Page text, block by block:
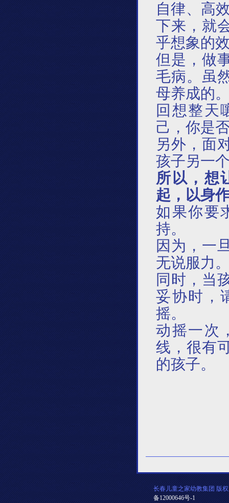
自律、高
下来，就
乎想象的
但是，做
毛病。虽
母养成的
回想整天
己，你是
另外，面
孩子另一
所以，想
起，以身
如果你要
持。
因为，一
无说服力
同时，当
妥协时，
摇。
动摇一次
线，很有
的孩子。
长春儿童之家幼教集团 版
备12000646号-1